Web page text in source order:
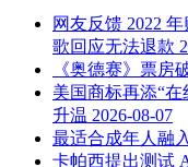
网友反馈 2022
歌回应无法退款
《奥德赛》票房
美国商标再添“
升温 2026-08-07
最适合成年人融
卡帕西提出测试